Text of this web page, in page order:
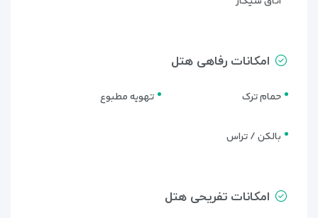
امکانات رفاهی هتل
حمام ترک تهویه مطبوع
بالکن / تراس
امکانات تفریحی هتل